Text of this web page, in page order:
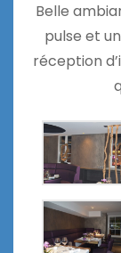
Belle
pulse et
réception